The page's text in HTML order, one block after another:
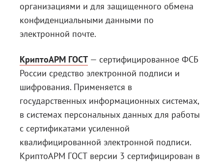
организациями и для защищенного обмена
конфиденциальными данными по
электронной почте.
КриптоАРМ ГОСТ — сертифицированное ФСБ
России средство электронной подписи и
шифрования. Применяется в
государственных информационных системах,
в системах персональных данных для работы
с сертификатами усиленной
квалифицированной электронной подписи.
КриптоАРМ ГОСТ версии 3 сертифицирован в